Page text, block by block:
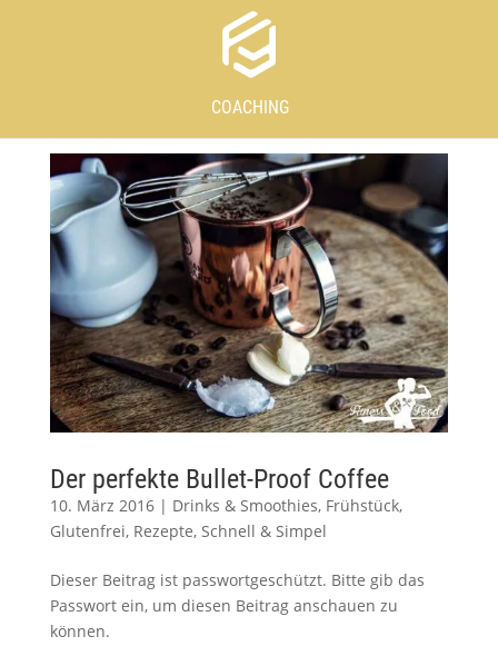
COACHING
Der perfekte Bullet-Proof Coffee
10. März 2016| Drinks & Smoothies, Frühstück,
Glutenfrei, Rezepte, Schnell & Simpel
Dieser Beitrag ist passwortgeschützt. Bitte gib das
Passwort ein, um diesen Beitrag anschauen zu
können.